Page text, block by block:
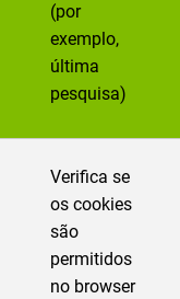
(por
exemplo,
última
pesquisa)
Verifica se
os cookies
são
permitidos
no browser